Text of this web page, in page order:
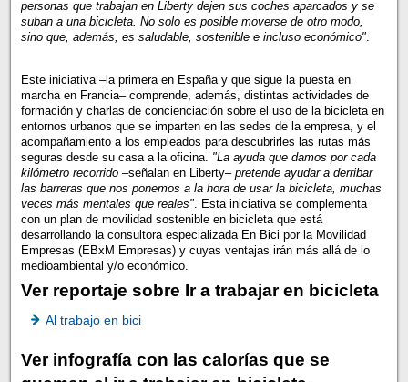
personas que trabajan en Liberty dejen sus coches aparcados y se
suban a una bicicleta. No solo es posible moverse de otro modo,
sino que, además, es saludable, sostenible e incluso económico".
Este iniciativa –la primera en España y que sigue la puesta en
marcha en Francia– comprende, además, distintas actividades de
formación y charlas de concienciación sobre el uso de la bicicleta en
entornos urbanos que se imparten en las sedes de la empresa, y el
acompañamiento a los empleados para descubrirles las rutas más
seguras desde su casa a la oficina. "La ayuda que damos por cada
kilómetro recorrido –señalan en Liberty–pretende ayudar a derribar
las barreras que nos ponemos a la hora de usar la bicicleta, muchas
veces más mentales que reales". Esta iniciativa se complementa
con un plan de movilidad sostenible en bicicleta que está
desarrollando la consultora especializada En Bici por la Movilidad
Empresas (EBxM Empresas) y cuyas ventajas irán más allá de lo
medioambiental y/o económico.
Ver reportaje sobre Ir a trabajar en bicicleta
Al trabajo en bici
Ver infografía con las calorías que se